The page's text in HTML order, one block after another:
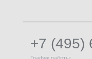
+7 (495)